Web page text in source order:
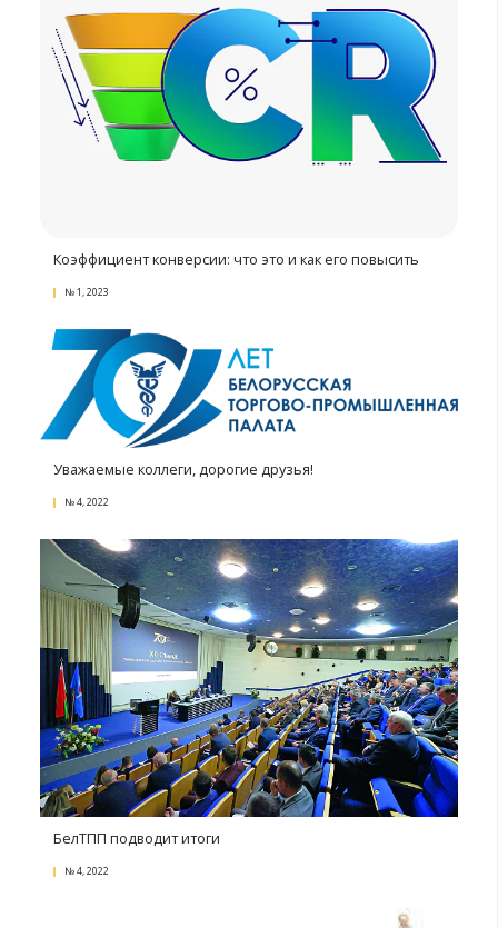
Вступительное слово председателя БелТПП
М.Мятликова
№ 4, 2023
Триумф лучших экспортеров